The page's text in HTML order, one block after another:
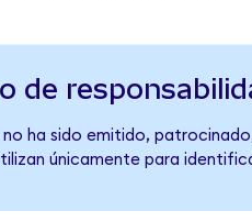
de
ha sido emitido,
únicamente para